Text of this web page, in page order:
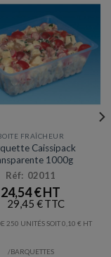
FRAÎCHEUR
Caissipack
1000g
Réf: 02011
24,54€
29,45 €
250 UNITÉS SOIT0,10 €
/BARQUETTES